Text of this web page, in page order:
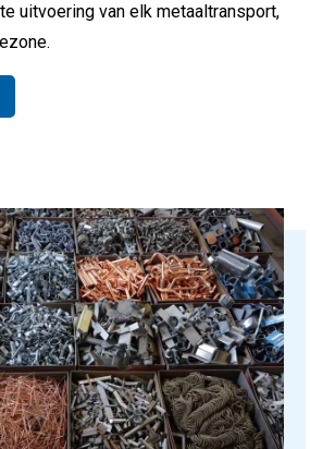
uitvoering van elk metaaltransport,